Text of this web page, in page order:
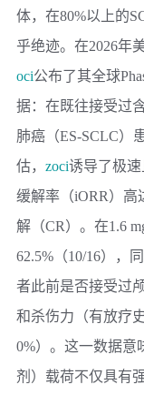
体，在80%以上的
乎绝迹。在2026年
oci公布了其全球
据：在既往接受过
肺癌（ES-SCLC）
估， zoci诱导了极
缓解率（iORR）高
解（CR）。在1.6
62.5%（10/16），
者此前是否接受过
和杀伤力（有放疗
0%）。这一数据意
剂）载荷不仅具有